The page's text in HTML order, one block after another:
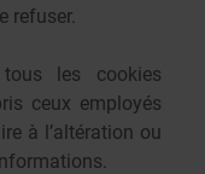
refuser.
les cookies
ceux employés
à l’altération ou